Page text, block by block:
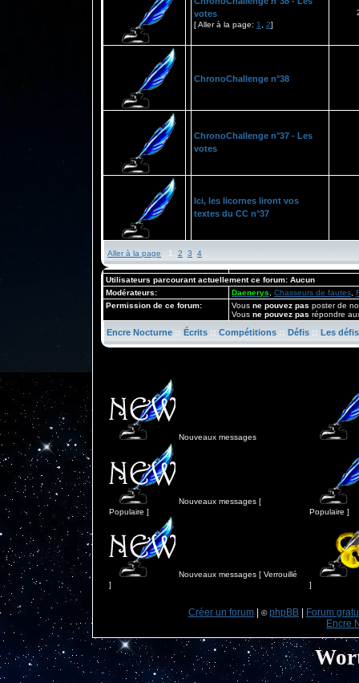
votes
[ Aller à la page: 1 2]
ChronoChallenge n°38
ChronoChallenge n°37 - Les
votes
Ici, les licornes liront vos
textes du CC n°37
Aller à la page : 1 2 3 4
Utilisateurs parcourant actuellement ce forum: Aucun
Modérateurs:
Daenerys Chasseurs de fautes
Permission de ce forum:
Vous ne pouvez pas poster de
Vous ne pouvez pas répondre
Encre Nocturne :: Écrits :: Compétitions :: Défis :: Les
Nouveaux messages
Nouveaux messages [
Populaire ]
Nouveaux messages [ Verrouillé
]
Populaire ]
]
Créer un forum © phpBB
Forum
Encre